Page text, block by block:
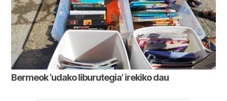
Bermeok ‘udako liburutegia’ irekiko dau